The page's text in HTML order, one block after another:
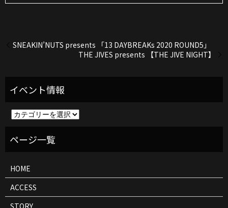
SNEAKIN’NUTS presents 「13 DAYBREAKs 2020 ROUND5」
THE JIVES presents 【THE JIVE NIGHT】
ト
HOME
ACCESS